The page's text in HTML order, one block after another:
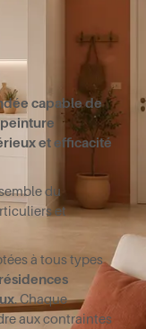
capable de
et efficacité
du
et
à tous types
. Chaque
aux contraintes